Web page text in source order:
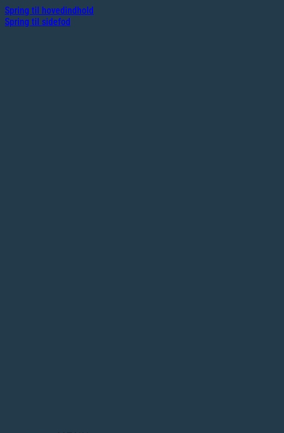
Spring til hovedindhold
Spring til sidefod